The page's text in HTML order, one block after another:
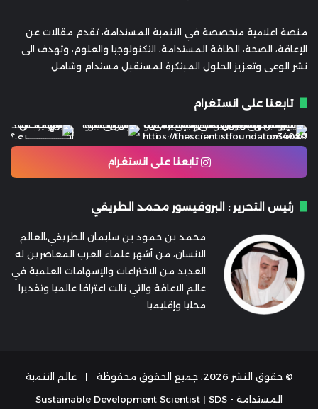
منصة اعلامية متخصصة في التنمية المستدامة، تقدم مقالات عن
الإعاقة، الصحة، الطاقة المستدامة، التكنولوجيا والعلوم، وتهدف الى
نشر الوعي وتعزيز الحلول المبتكرة لمستقبل مستدام وشامل.
تابعنا على انستغرام
تابعنا على انستغرام
رئيس التحرير : البروفيسور محمد الطريقي
محمد بن حمود بن سليمان الطريقي،العالم
الانسان، من أشهر علماء العرب المعاصرين له
العديد من الاختراعات والإسهامات العلمية في
عالم الاعاقة والتي نالت اعترافا عالميا وتقديرا
محليا وإقليميا
© حقوق النشر 2026، جميع الحقوق محفوظة |
عالِم التنمية
المستدامة - Sustainable Development Scientist | SDS